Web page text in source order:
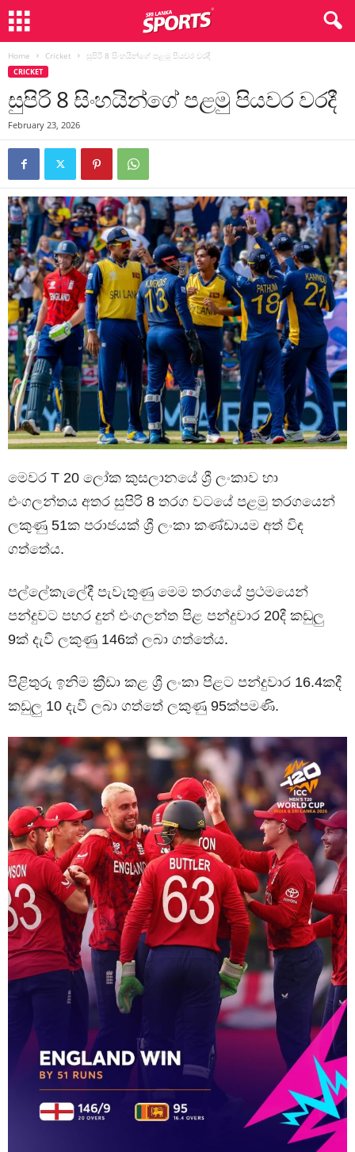
Home Cricket සුපිරි 8 සිංහයින්ගේ පළමු පියවර වරදී
CRICKET
සුපිරි 8 සිංහයින්ගේ පළමු පියවර වරදී
February 23, 2026
මෙවර T 20 ලෝක කුසලානයේ ශ්‍රී ලංකාව හා
එංගලන්තය අතර සුපිරි 8 තරග වටයේ පළමු තරගයෙන්
ලකුණු 51ක පරාජයක් ශ්‍රී ලංකා කණ්ඩායම අත් විඳ
ගත්තේය.
පල්ලේකැලේදී පැවැතුණු මෙම තරගයේ ප්‍රථමයෙන්
පන්දුවට පහර දුන් එංගලන්ත පිළ පන්දුවාර 20දී කඩුලු
9ක් දැවී ලකුණු 146ක් ලබා ගත්තේය.
පිළිතුරු ඉනිම ක්‍රීඩා කළ ශ්‍රී ලංකා පිළට පන්දුවාර 16.4කදී
කඩුලු 10 දැවී ලබා ගත්තේ ලකුණු 95ක්පමණි.